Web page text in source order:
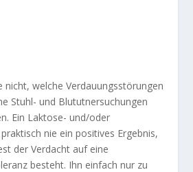
nicht, welche Verdauungsstörungen
Stuhl- und Blututnersuchungen
Ein Laktose- und/oder
nie ein positives Ergebnis,
der Verdacht auf eine
besteht. Ihn einfach nur zu